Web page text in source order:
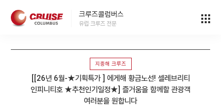
크루즈콜럼버스
유럽·크루즈 전문
지중해 크루즈
[[26년 6월-★기획특가 ] 에게해 황금노선! 셀레브리티
인피니티호 ★추천인기일정★] 즐거움을 함께할 관광객
여러분을 원합니다